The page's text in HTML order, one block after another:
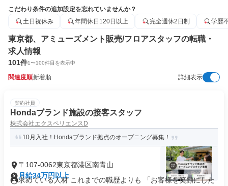
こだわり条件の追加設定を忘れていませんか？
土日祝休み
年間休日120日以上 完全週休2日制 学歴
東京都、アミューズメント販売/フロアスタッフの転職・
求人情報
101件1〜100件目を表示中
関連度順新着順 詳細表示
契約社員
Hondaブランド施設の接客スタッフ
株式会社エクスペリエンスD
10月入社！Hondaブランド拠点のオープニング募集！
〒107-0062東京都港区南青山
月給34万円以上
求めている人材 これまでの職歴よりも 「お客様を笑顔にした